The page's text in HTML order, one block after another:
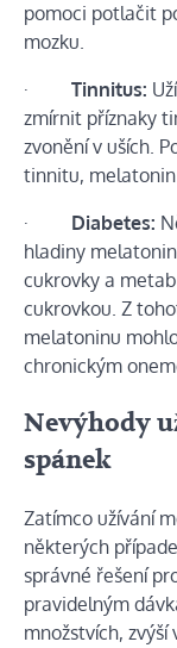
pomoci potlačit
mozku.
· Tinnitus:
zmírnit příznaky
zvonění v uších.
tinnitu,
· Diabetes:
hladiny
cukrovky a
cukrovkou. Z
melatoninu
chronickým
Nevýhody
spánek
Zatímco užívání
některých
správné řešení
pravidelným
množstvích,